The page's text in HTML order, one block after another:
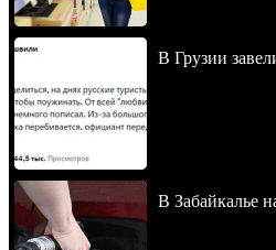
В Грузии
В Забайкалье